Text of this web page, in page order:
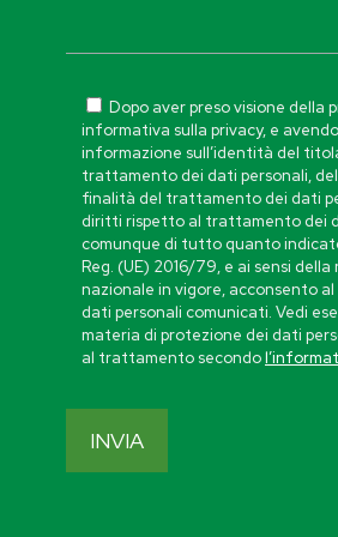
Dopo aver preso visione della
informativa sulla privacy, e
informazione sull’identità del
trattamento dei dati personali,
finalità del trattamento dei dati
diritti rispetto al trattamento dei
comunque di tutto quanto
Reg. (UE) 2016/79, e ai sensi
nazionale in vigore, acconsento
dati personali comunicati. Vedi
materia di protezione dei dati
al trattamento secondo